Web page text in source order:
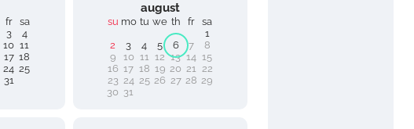
fr
sa
3
4
10 11
17 18
24 25
31
august
su mo tu we th fr
sa
1
2
3 4 5 6 7
8
9
10 11 12 13 14 15
16 17 18 19 20 21 22
23 24 25 26 27 28 29
30 31